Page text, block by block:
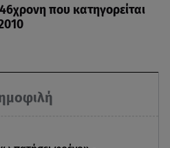
που κατηγορείται